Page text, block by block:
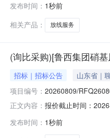
发布时间： 1秒前
相关产品：
放线服务
(询比采购)[鲁西集团硝
招标｜招标公告
山东省｜
项目编号： 20260809/
正文内容： 报价截止时间：
发布时间： 1秒前